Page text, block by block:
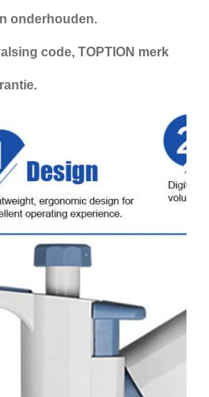
onderhouden.
code, TOPTION merk